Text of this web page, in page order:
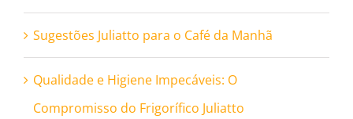
Sugestões Juliatto para o Café da Manhã
Qualidade e Higiene Impecáveis: O
Compromisso do Frigorífico Juliatto